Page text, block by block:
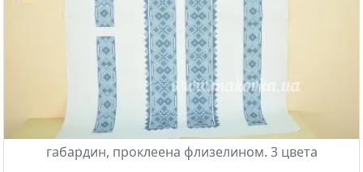
габардин, проклеена флизелином. 3 цвета